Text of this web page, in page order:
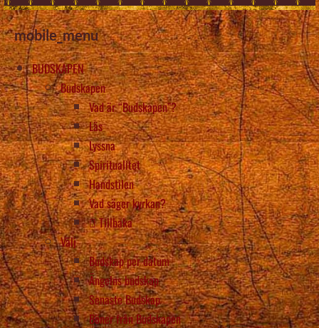
mobile_menu
BUDSKAPEN
Budskapen
Vad är “Budskapen”?
Läs
Lyssna
Spiritualitet
Handstilen
Vad säger kyrkan?
Tillbaka
Välj
Budskap per datum
Ängelns budskap
Senaste Budskap
Böner från Budskapen